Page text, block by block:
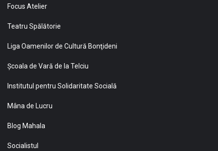
Focus Atelier
Teatru Spălătorie
Liga Oamenilor de Cultură Bonţideni
Şcoala de Vară de la Telciu
Institutul pentru Solidaritate Socială
Mâna de Lucru
Blog Mahala
Socialistul